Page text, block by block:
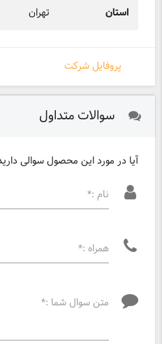
استان تهران
پروفایل شرکت
سوالات متداول
آیا در مورد این محصول سوالی
نام :*
همراه :*
متن سوال شما :*